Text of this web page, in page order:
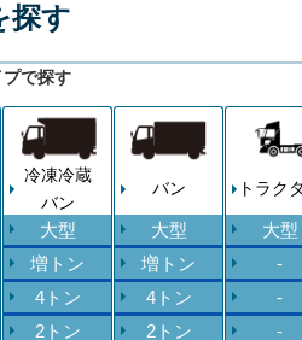
探す
で探す
冷凍冷蔵
バン
大型
増トン
4トン
2トン
バン
大型
増トン
4トン
2トン
トラク
大型
-
-
-